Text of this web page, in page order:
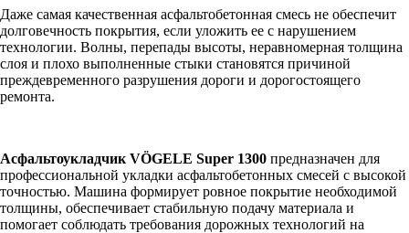
Даже самая качественная асфальтобетонная смесь не обеспечит
долговечность покрытия, если уложить ее с нарушением
технологии. Волны, перепады высоты, неравномерная толщина
слоя и плохо выполненные стыки становятся причиной
преждевременного разрушения дороги и дорогостоящего
ремонта.
Асфальтоукладчик VÖGELE Super 1300 предназначен для
профессиональной укладки асфальтобетонных смесей с высокой
точностью. Машина формирует ровное покрытие необходимой
толщины, обеспечивает стабильную подачу материала и
помогает соблюдать требования дорожных технологий на